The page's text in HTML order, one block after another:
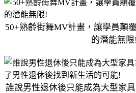
50+熟齡街舞MV計畫，讓學員顛
的潛能無限!
誰說男性退休後只能成為大型家